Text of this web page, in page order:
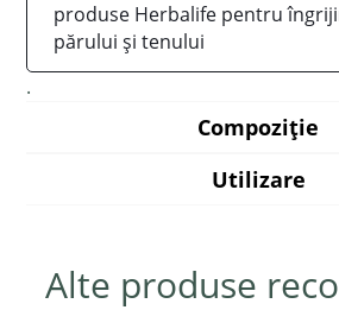
produse Herbalife pentru
părului și tenului
.
Compoziție
Utilizare
Alte produse